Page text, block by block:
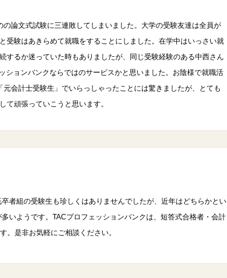
論文式試験に三連敗してしまいました。大学の受験友達は全員が
受験はあきらめて就職をすることにしました。在学中はいっさい就
るか迷っていた時もありましたが、同じ受験経験のある中西さん
ョンバンクならではのサービスかと思いました。お陰様で就職活
会計士受験生」でいらっしゃったことには驚きましたが、とても
て頑張っていこうと思います。
者組の受験生も珍しくはありませんでしたが、近年はどちらかとい
いようです。TACプロフェッションバンクは、短答式合格者・会計
。是非お気軽にご相談ください。